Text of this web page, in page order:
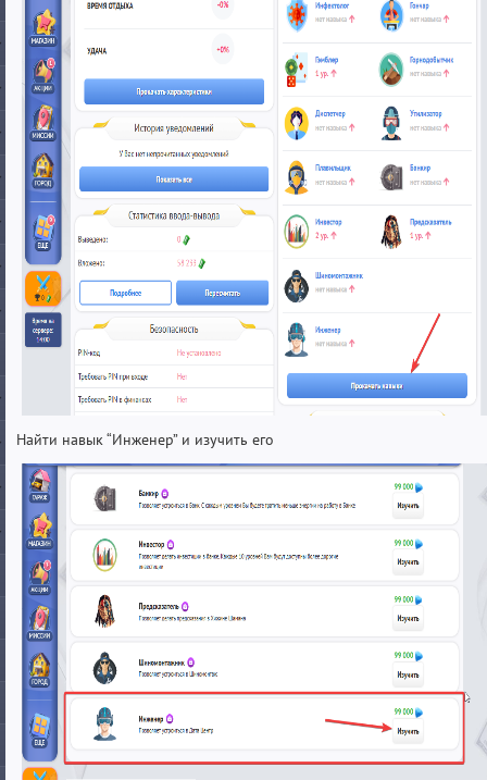
Найти навык “Инженер” и изучить его